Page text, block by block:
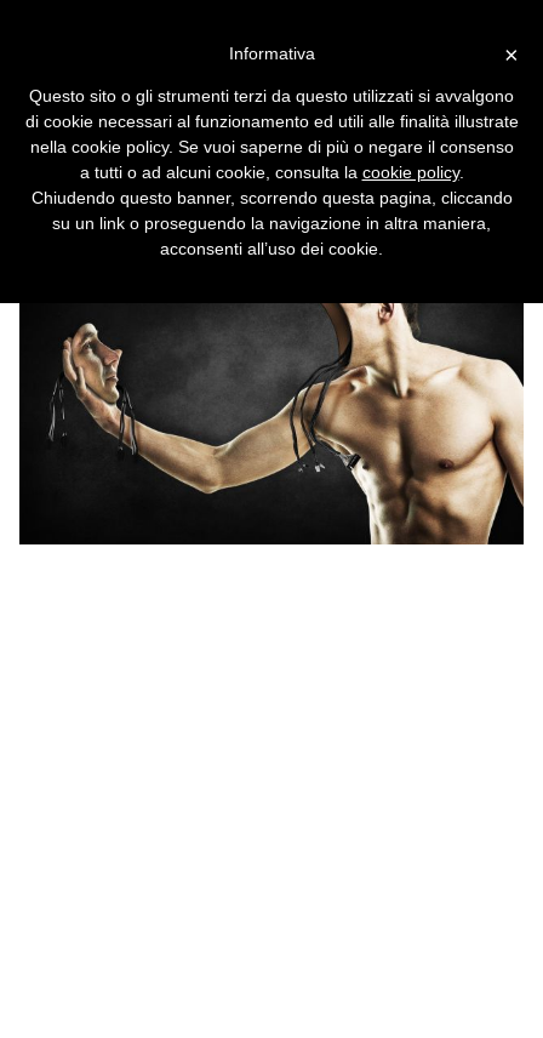
politici era solo un sosia
La paura dell'intelligenza artificiale può
tornare in soffitta, fino al prossimo allarme.
×
Informativa
Questo sito o gli strumenti terzi da questo utilizzati si avvalgono
di cookie necessari al funzionamento ed utili alle finalità illustrate
nella cookie policy. Se vuoi saperne di più o negare il consenso
a tutti o ad alcuni cookie, consulta la cookie policy.
Chiudendo questo banner, scorrendo questa pagina, cliccando
su un link o proseguendo la navigazione in altra maniera,
acconsenti all’uso dei cookie.